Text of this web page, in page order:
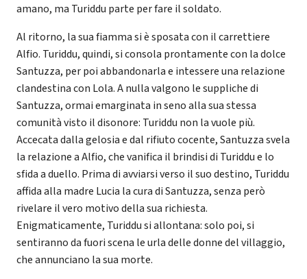
amano, ma Turiddu parte per fare il soldato.
Al ritorno, la sua fiamma si è sposata con il carrettiere
Alfio. Turiddu, quindi, si consola prontamente con la dolce
Santuzza, per poi abbandonarla e intessere una relazione
clandestina con Lola. A nulla valgono le suppliche di
Santuzza, ormai emarginata in seno alla sua stessa
comunità visto il disonore: Turiddu non la vuole più.
Accecata dalla gelosia e dal rifiuto cocente, Santuzza svela
la relazione a Alfio, che vanifica il brindisi di Turiddu e lo
sfida a duello. Prima di avviarsi verso il suo destino, Turiddu
affida alla madre Lucia la cura di Santuzza, senza però
rivelare il vero motivo della sua richiesta.
Enigmaticamente, Turiddu si allontana: solo poi, si
sentiranno da fuori scena le urla delle donne del villaggio,
che annunciano la sua morte.